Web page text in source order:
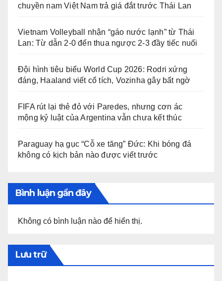
chuyền nam Việt Nam trả giá đắt trước Thái Lan
Vietnam Volleyball nhận “gáo nước lạnh” từ Thái
Lan: Từ dẫn 2-0 đến thua ngược 2-3 đầy tiếc nuối
Đội hình tiêu biểu World Cup 2026: Rodri xứng
đáng, Haaland viết cổ tích, Vozinha gây bất ngờ
FIFA rút lại thẻ đỏ với Paredes, nhưng cơn ác
mộng kỷ luật của Argentina vẫn chưa kết thúc
Paraguay hạ gục “Cỗ xe tăng” Đức: Khi bóng đá
không có kịch bản nào được viết trước
Bình luận gần đây
Không có bình luận nào để hiển thị.
Lưu trữ